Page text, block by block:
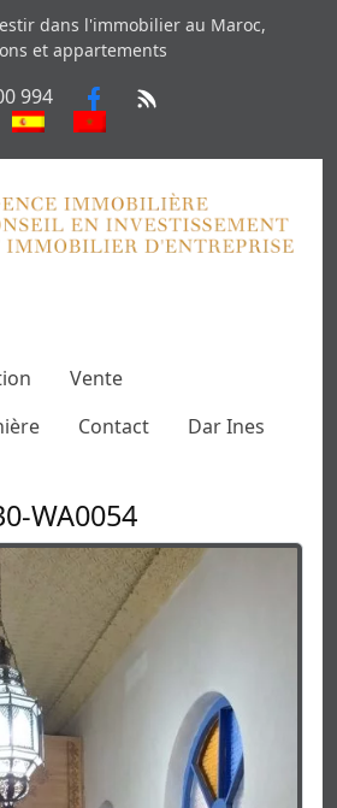
dans l'immobilier au Maroc,
et appartements
994
Vente
Contact Dar Ines
WA0054